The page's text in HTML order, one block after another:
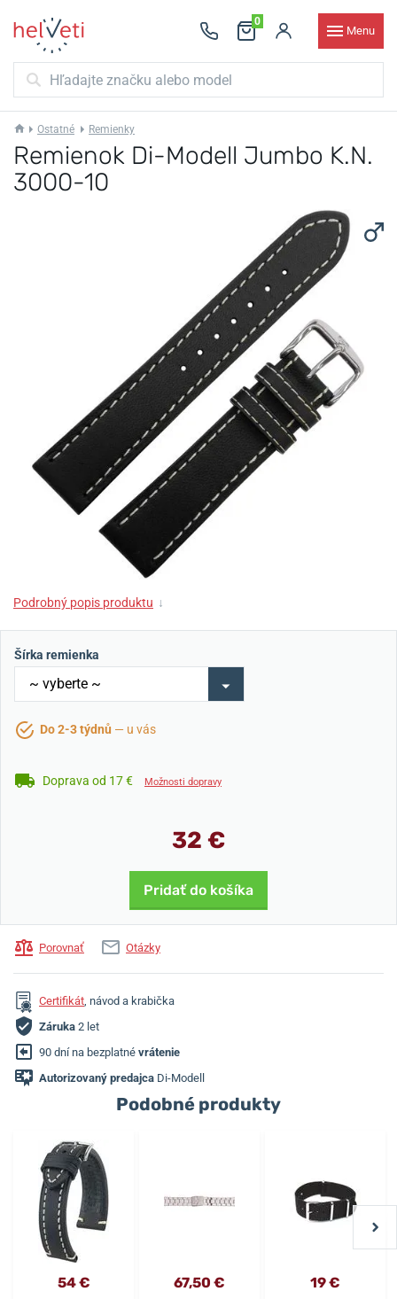
0
Menu
Ostatné Remienky
Remienok Di-Modell Jumbo K.N.
3000-10
Podrobný popis produktu ↓
Šírka remienka
Do 2-3 týdnů — u vás
Doprava od 17 € Možnosti dopravy
32 €
Pridať do košíka
Porovnať Otázky
Certifikát, návod a krabička
Záruka 2 let
90 dní na bezplatné vrátenie
Autorizovaný predajca Di-Modell
Podobné produkty
54 € 67,50 € 19 €